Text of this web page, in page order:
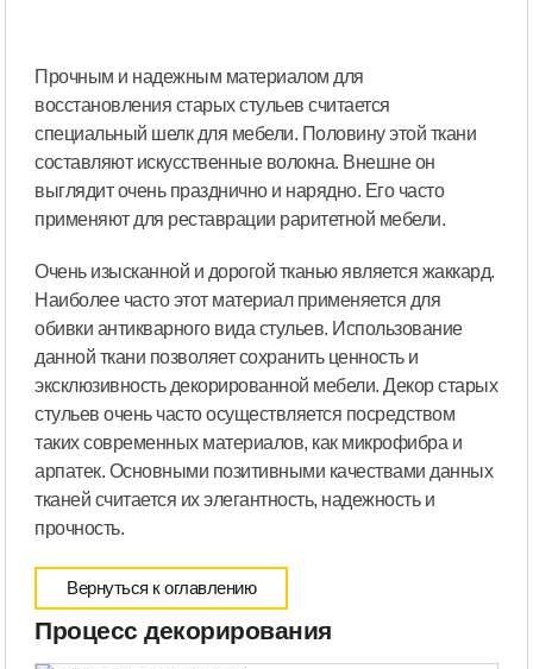
Прочным и надежным материалом для
восстановления старых стульев считается
специальный шелк для мебели. Половину этой ткани
составляют искусственные волокна. Внешне он
выглядит очень празднично и нарядно. Его часто
применяют для реставрации раритетной мебели.
Очень изысканной и дорогой тканью является жаккард.
Наиболее часто этот материал применяется для
обивки антикварного вида стульев. Использование
данной ткани позволяет сохранить ценность и
эксклюзивность декорированной мебели. Декор старых
стульев очень часто осуществляется посредством
таких современных материалов, как микрофибра и
арпатек. Основными позитивными качествами данных
тканей считается их элегантность, надежность и
прочность.
Вернуться к оглавлению
Процесс декорирования